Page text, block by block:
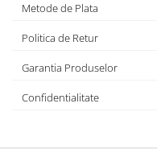
Metode de Plata
Politica de Retur
Garantia Produselor
Confidentialitate